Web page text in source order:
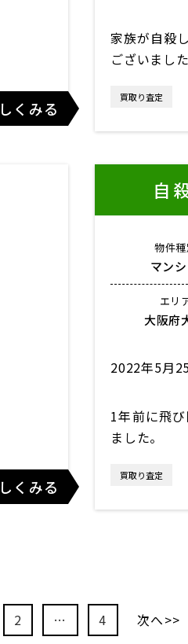
くみる
家族が自殺
ございました
買取り査定
くみる
自
物件種
マン
エリ
大阪府
2022年5月
1年前に飛
ました。
買取り査定
2 … 4 次へ>>